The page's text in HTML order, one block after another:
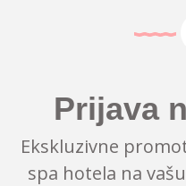
Prijava
Ekskluzivne
spa hotela na